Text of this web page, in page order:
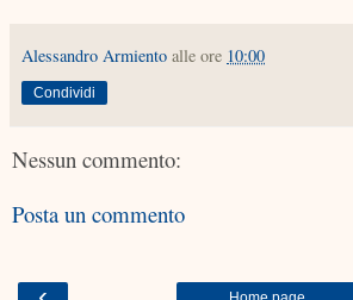
Alessandro Armiento alle ore 10:00
Condividi
Nessun commento:
Posta un commento